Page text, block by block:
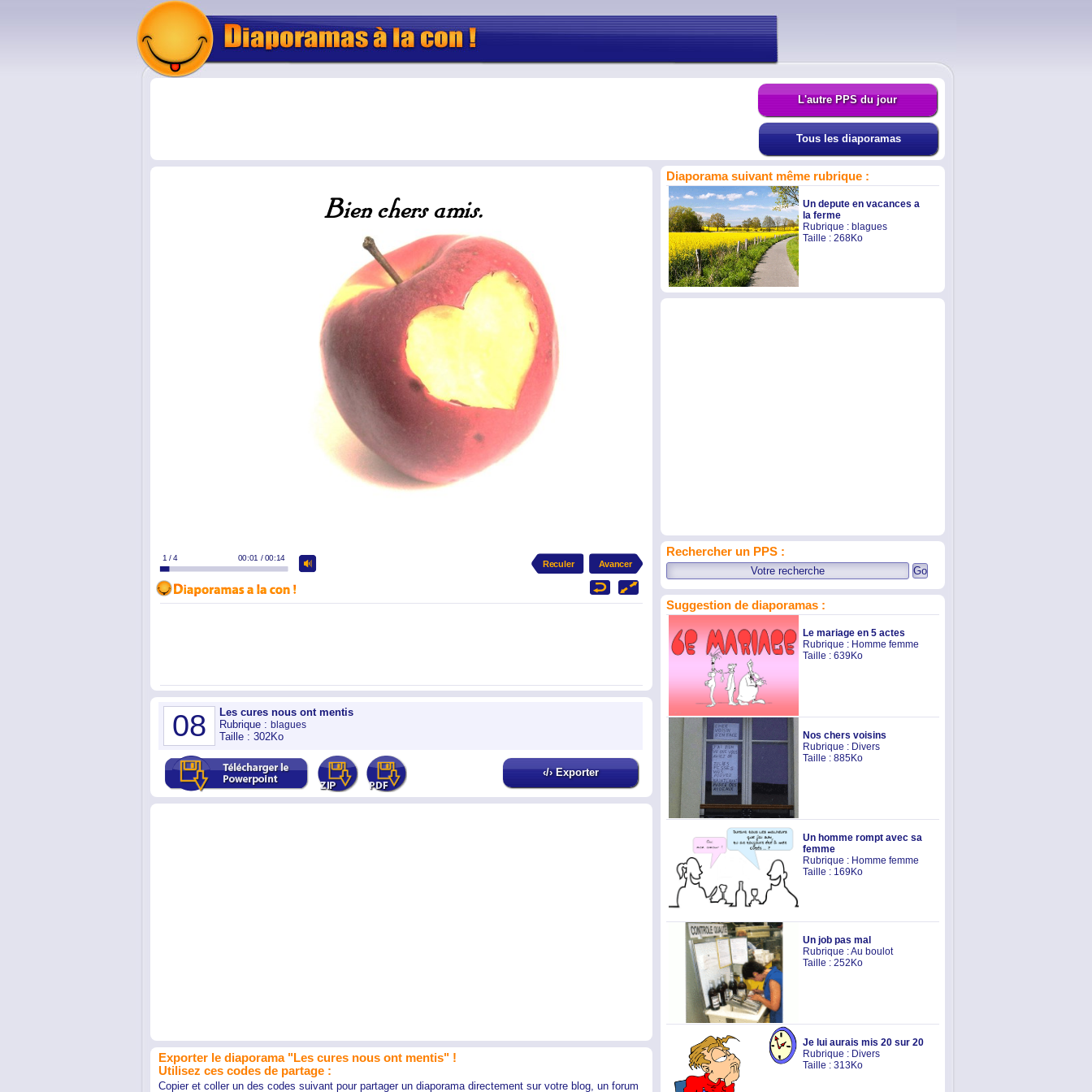
L'autre PPS du jour
Tous les diaporamas
Diaporama suivant même rubrique :
Un depute en vacances a
la ferme
Rubrique : blagues
Taille : 268Ko
Rechercher un PPS :
Suggestion de diaporamas :
Le mariage en 5 actes
Rubrique : Homme femme
Taille : 639Ko
Nos chers voisins
Rubrique : Divers
Taille : 885Ko
Un homme rompt avec sa
femme
Rubrique : Homme femme
Taille : 169Ko
Un job pas mal
Rubrique :Au boulot
Taille : 252Ko
Je lui aurais mis 20 sur 20
Rubrique : Divers
Taille : 313Ko
08
Les cures nous ont mentis
Rubrique : blagues
Taille : 302Ko
‹/› Exporter
Exporter le diaporama "Les cures nous ont mentis" !
Utilisez ces codes de partage :
Copier et coller un des codes suivant pour partager un diaporama directement sur votre blog, un forum